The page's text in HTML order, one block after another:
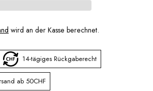
wird an der Kasse berechnet.
14-tägiges Rückgaberecht
ab 50CHF